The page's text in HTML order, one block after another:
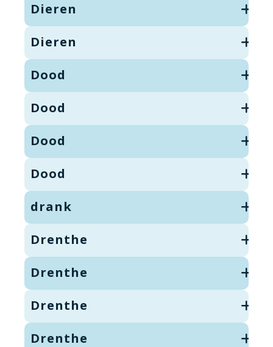
Dieren
Dieren
Dood
Dood
Dood
Dood
drank
Drenthe
Drenthe
Drenthe
Drenthe